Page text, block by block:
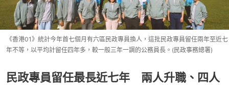
《香港01》統計今年首七個月有六區民政專員換人，這批民政專員留任兩年至近七
年不等，以平均計留任四年多，較一般三年一調的公務員長。(民政事務總署)
民政專員留任最長近七年 兩人升職、四人